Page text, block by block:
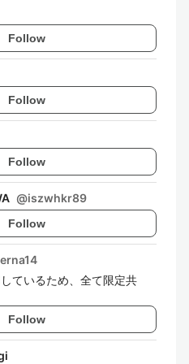
Follow
Follow
Follow
@iszwhkr89
Follow
ているため、全て限定共
Follow